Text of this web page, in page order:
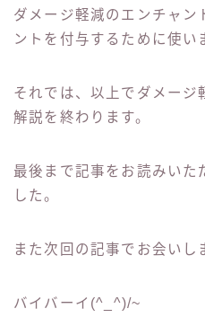
ダメージ軽減のエンチャン
ントを付与するために使い
それでは、以上でダメージ
解説を終わります。
最後まで記事をお読みいた
した。
また次回の記事でお会いし
バイバーイ(^_^)/~